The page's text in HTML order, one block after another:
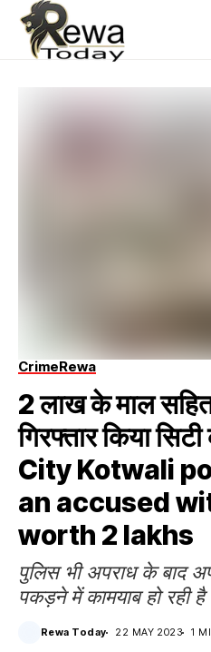
CrimeRewa
2 लाख के माल
गिरफ्तार किया
City Kotwali
an accused
worth 2 lakhs
पुलिस भी अपराध के बाद
पकड़ने में कामयाब हो रही है
Rewa Today 22 MAY 2023 1